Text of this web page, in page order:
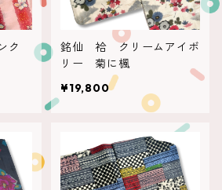
ク
銘仙 袷 クリームアイボ
リー 菊に楓
¥19,800